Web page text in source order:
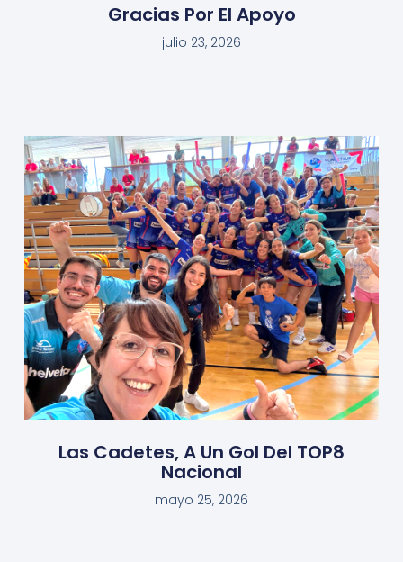
Gracias Por El Apoyo
julio 23, 2026
Las Cadetes, A Un Gol Del TOP8
Nacional
mayo 25, 2026